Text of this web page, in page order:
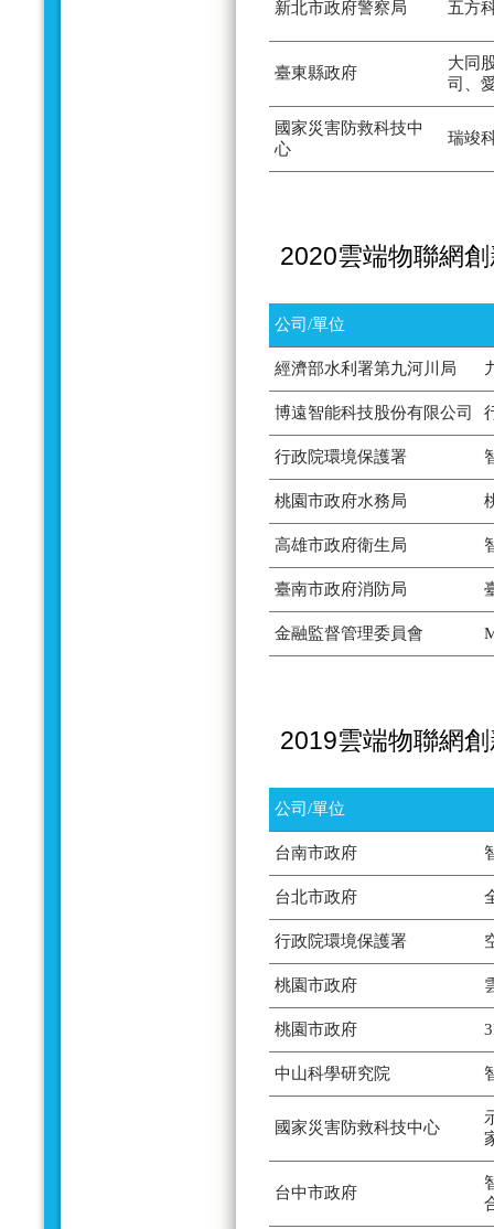
新北市政府警察局 五方
臺東縣政府
大同
司、
國家災害防救科技中
心
瑞竣
2020雲端物聯網
公司/單位
經濟部水利署第九河川局
博遠智能科技股份有限公司
行政院環境保護署
桃園市政府水務局
高雄市政府衛生局
臺南市政府消防局
金融監督管理委員會
2019雲端物聯網
公司/單位
台南市政府
台北市政府
行政院環境保護署
桃園市政府
桃園市政府
中山科學研究院
國家災害防救科技中心
台中市政府